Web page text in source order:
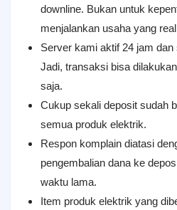
downline. Bukan untuk
menjalankan usaha yang
Server kami aktif 24 jam
Jadi, transaksi bisa
saja.
Cukup sekali deposit sudah
semua produk elektrik.
Respon komplain diatasi
pengembalian dana ke
waktu lama.
Item produk elektrik yang